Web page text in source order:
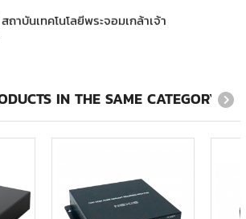
าบันเทคโนโลยีพระจอมเกล้าเจ้า
คร หอประชุมกิจจาทร
IN THE SAME CATEGORY: